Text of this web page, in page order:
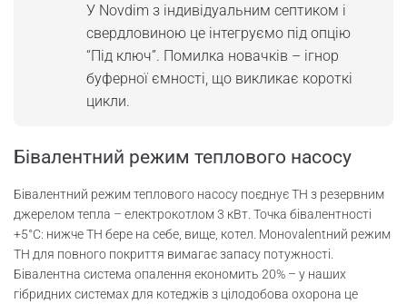
У Novdim з індивідуальним септиком і
свердловиною це інтегруємо під опцію
“Під ключ”. Помилка новачків – ігнор
буферної ємності, що викликає короткі
цикли.
Бівалентний режим теплового насосу
Бівалентний режим теплового насосу поєднує ТН з резервним
джерелом тепла – електрокотлом 3 кВт. Точка бівалентності
+5°C: нижче ТН бере на себе, вище, котел. Монovalentний режим
ТН для повного покриття вимагає запасу потужності.
Бівалентна система опалення економить 20% – у наших
гібридних системах для котеджів з цілодобова охорона це